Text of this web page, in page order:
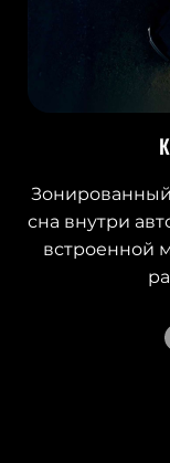
сна внутри
встроенной